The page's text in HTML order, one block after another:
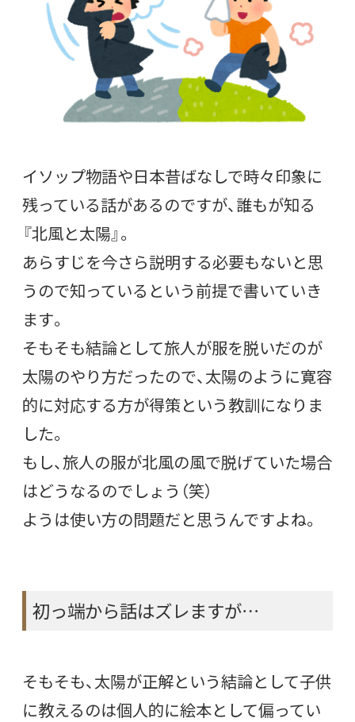
イソップ物語や日本昔ばなしで時々印象に
残っている話があるのですが、誰もが知る
『北風と太陽』。
あらすじを今さら説明する必要もないと思
うので知っているという前提で書いていき
ます。
そもそも結論として旅人が服を脱いだのが
太陽のやり方だったので、太陽のように寛容
的に対応する方が得策という教訓になりま
した。
もし、旅人の服が北風の風で脱げていた場合
はどうなるのでしょう（笑）
ようは使い方の問題だと思うんですよね。
初っ端から話はズレますが…
そもそも、太陽が正解という結論として子供
に教えるのは個人的に絵本として偏ってい